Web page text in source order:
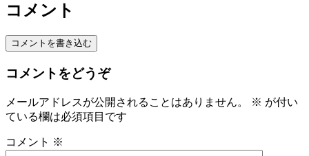
コメント
コメントを書き込む
コメントをどうぞ
メールアドレスが公開されることはありません。 ※ が付い
ている欄は必須項目です
コメント ※